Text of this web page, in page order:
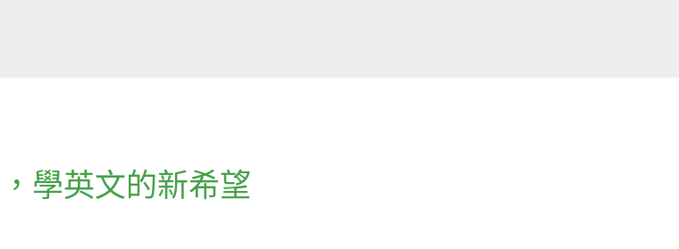
， 學英文的新希望